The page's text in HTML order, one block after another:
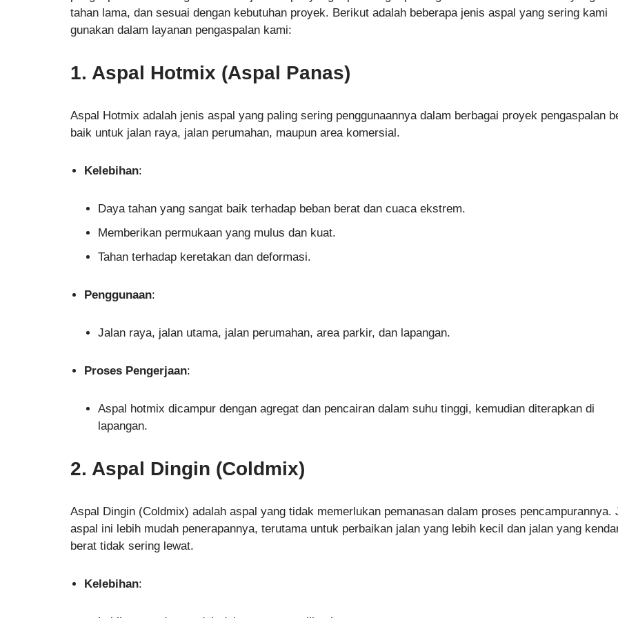
tahan lama, dan sesuai dengan kebutuhan proyek. Berikut adalah beberapa jenis aspal yang sering kami
gunakan dalam layanan pengaspalan kami:
1. Aspal Hotmix (Aspal Panas)
Aspal Hotmix adalah jenis aspal yang paling sering penggunaannya dalam berbagai proyek pengaspalan
baik untuk jalan raya, jalan perumahan, maupun area komersial.
Kelebihan:
Daya tahan yang sangat baik terhadap beban berat dan cuaca ekstrem.
Memberikan permukaan yang mulus dan kuat.
Tahan terhadap keretakan dan deformasi.
Penggunaan:
Jalan raya, jalan utama, jalan perumahan, area parkir, dan lapangan.
Proses Pengerjaan:
Aspal hotmix dicampur dengan agregat dan pencairan dalam suhu tinggi, kemudian diterapkan di
lapangan.
2. Aspal Dingin (Coldmix)
Aspal Dingin (Coldmix) adalah aspal yang tidak memerlukan pemanasan dalam proses pencampurannya.
aspal ini lebih mudah penerapannya, terutama untuk perbaikan jalan yang lebih kecil dan jalan yang
berat tidak sering lewat.
Kelebihan: